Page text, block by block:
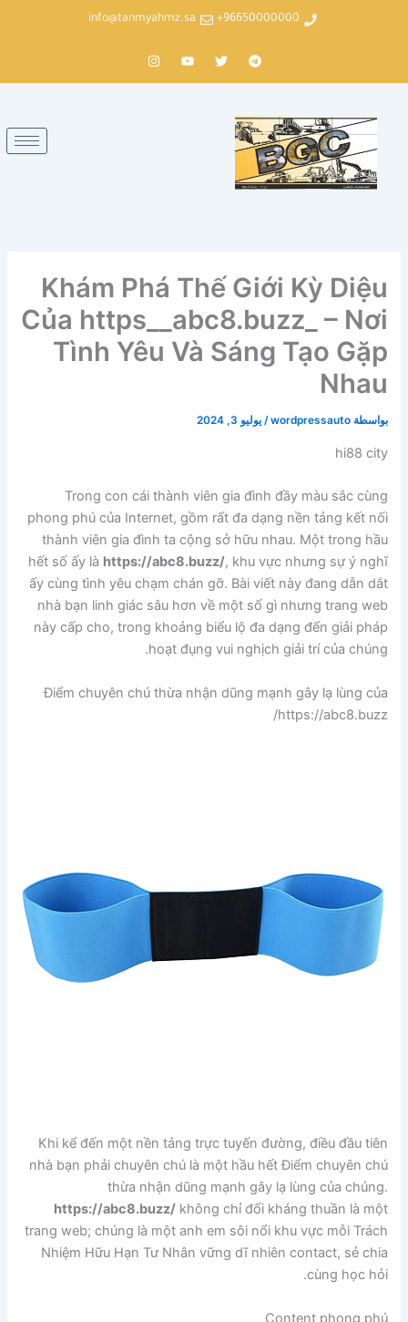
96650000000+
info@tanmyahmz.sa
T
e
r
a
m
T
w
Y
o
I
n
Khám Phá Thế Giới Kỳ Diệu
Của https__abc8.buzz_ – Nơi
Tình Yêu Và Sáng Tạo Gặp
Nhau
بواسطة wordpressauto
/يوليو 3, 2024
hi88 city
Trong con cái thành viên gia đình đầy màu sắc cùng
phong phú của Internet, gồm rất đa dạng nền tảng kết nối
thành viên gia đình ta cộng sở hữu nhau. Một trong hầu
hết số ấy là https://abc8.buzz/, khu vực nhưng sự ý nghĩ
ấy cùng tình yêu chạm chán gỡ. Bài viết này đang dẫn dắt
nhà bạn linh giác sâu hơn về một số gì nhưng trang web
này cấp cho, trong khoảng biểu lộ đa dạng đến giải pháp
hoạt đụng vui nghịch giải trí của chúng.
Điểm chuyên chú thừa nhận dũng mạnh gây lạ lùng của
https://abc8.buzz/
Khi kể đến một nền tảng trực tuyến đường, điều đầu tiên
nhà bạn phải chuyên chú là một hầu hết Điểm chuyên chú
thừa nhận dũng mạnh gây lạ lùng của chúng.
https://abc8.buzz/không chỉ đối kháng thuần là một
trang web; chúng là một anh em sôi nổi khu vực mỗi Trách
Nhiệm Hữu Hạn Tư Nhân vững dĩ nhiên contact, sẻ chia
cùng học hỏi.
Content phong phú